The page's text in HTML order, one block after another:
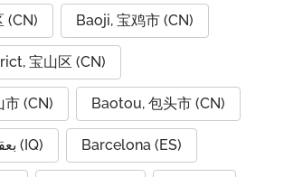
(CN) Baoji, 宝鸡市 (CN)
宝山区 (CN)
市 (CN) Baotou, 包头市 (CN)
Baqubah, بعقوبة (IQ) Barcelona (ES)